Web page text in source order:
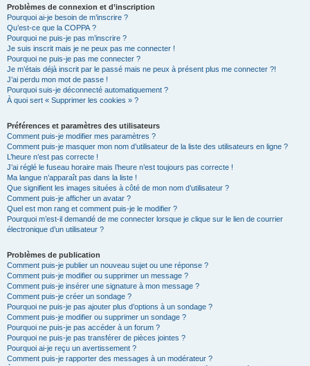
Problèmes de connexion et d’inscription
Pourquoi ai-je besoin de m’inscrire ?
Qu’est-ce que la COPPA ?
Pourquoi ne puis-je pas m’inscrire ?
Je suis inscrit mais je ne peux pas me connecter !
Pourquoi ne puis-je pas me connecter ?
Je m’étais déjà inscrit par le passé mais ne peux à présent plus me connecter ?!
J’ai perdu mon mot de passe !
Pourquoi suis-je déconnecté automatiquement ?
À quoi sert « Supprimer les cookies » ?
Préférences et paramètres des utilisateurs
Comment puis-je modifier mes paramètres ?
Comment puis-je masquer mon nom d’utilisateur de la liste des utilisateurs en ligne ?
L’heure n’est pas correcte !
J’ai réglé le fuseau horaire mais l’heure n’est toujours pas correcte !
Ma langue n’apparaît pas dans la liste !
Que signifient les images situées à côté de mon nom d’utilisateur ?
Comment puis-je afficher un avatar ?
Quel est mon rang et comment puis-je le modifier ?
Pourquoi m’est-il demandé de me connecter lorsque je clique sur le lien de courrier
électronique d’un utilisateur ?
Problèmes de publication
Comment puis-je publier un nouveau sujet ou une réponse ?
Comment puis-je modifier ou supprimer un message ?
Comment puis-je insérer une signature à mon message ?
Comment puis-je créer un sondage ?
Pourquoi ne puis-je pas ajouter plus d’options à un sondage ?
Comment puis-je modifier ou supprimer un sondage ?
Pourquoi ne puis-je pas accéder à un forum ?
Pourquoi ne puis-je pas transférer de pièces jointes ?
Pourquoi ai-je reçu un avertissement ?
Comment puis-je rapporter des messages à un modérateur ?